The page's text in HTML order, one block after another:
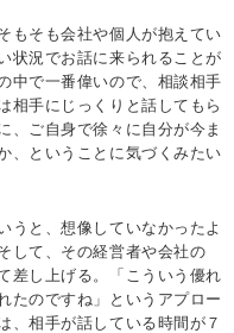
もそも会社や個人が抱えてい
状況でお話に来られることが
中で一番偉いので、相談相手
相手にじっくりと話してもら
、ご自身で徐々に自分が今ま
、ということに気づくみたい
うと、想像していなかったよ
して、その経営者や会社の
差し上げる。「こういう優れ
たのですね」というアプロー
、相手が話している時間が７